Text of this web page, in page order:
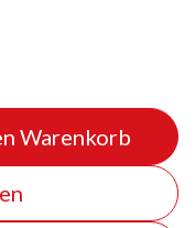
Warenkorb